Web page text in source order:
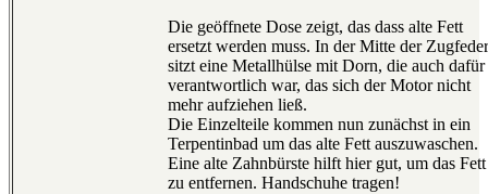
Die geöffnete Dose zeigt, das dass alte Fett
ersetzt werden muss. In der Mitte der Zugfeder
sitzt eine Metallhülse mit Dorn, die auch dafür
verantwortlich war, das sich der Motor nicht
mehr aufziehen ließ.
Die Einzelteile kommen nun zunächst in ein
Terpentinbad um das alte Fett auszuwaschen.
Eine alte Zahnbürste hilft hier gut, um das Fett
zu entfernen. Handschuhe tragen!